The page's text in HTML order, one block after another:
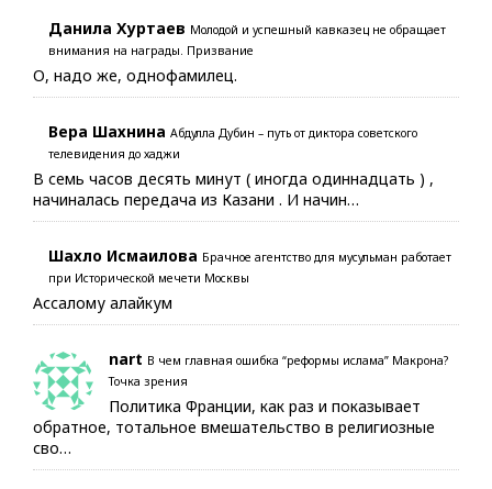
Данила Хуртаев Молодой и успешный кавказец не обращает
внимания на награды. Призвание
О, надо же, однофамилец.
Вера Шахнина Абдулла Дубин – путь от диктора советского
телевидения до хаджи
В семь часов десять минут ( иногда одиннадцать ) ,
начиналась передача из Казани . И начин…
Шахло Исмаилова Брачное агентство для мусульман работает
при Исторической мечети Москвы
Ассалому алайкум
nart В чем главная ошибка “реформы ислама” Макрона?
Точка зрения
Политика Франции, как раз и показывает
обратное, тотальное вмешательство в религиозные
сво…